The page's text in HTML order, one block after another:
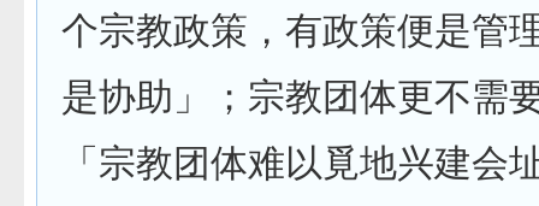
个宗教政策，有政策便是管
是协助」；宗教团体更不需
「宗教团体难以覓地兴建会